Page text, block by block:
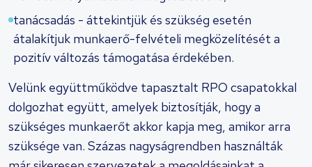
tanácsadás - áttekintjük és szükség esetén
átalakítjuk munkaerő-felvételi megközelítését a
pozitív változás támogatása érdekében.
Velünk együttműködve tapasztalt RPO csapatokkal
dolgozhat együtt, amelyek biztosítják, hogy a
szükséges munkaerőt akkor kapja meg, amikor arra
szüksége van. Százas nagyságrendben használták